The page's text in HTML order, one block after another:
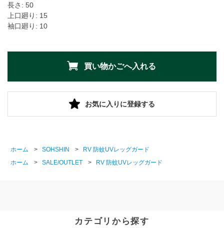
長さ: 50
上口廻り: 15
袖口廻り: 10
お気に入りに登録する
ホーム > SOHSHIN >
RV 防蚊UVレッグガード
ホーム
> SALE/OUTLET > RV 防蚊UVレッグガード
カテゴリから探す